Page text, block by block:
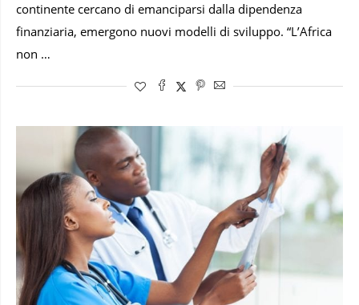
continente cercano di emanciparsi dalla dipendenza
finanziaria, emergono nuovi modelli di sviluppo. “L’Africa
non …